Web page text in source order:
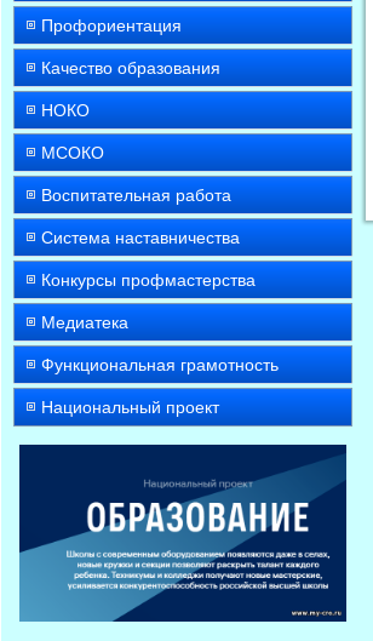
Профориентация
Качество образования
НОКО
МСОКО
Воспитательная работа
Система наставничества
Конкурсы профмастерства
Медиатека
Функциональная грамотность
Национальный проект